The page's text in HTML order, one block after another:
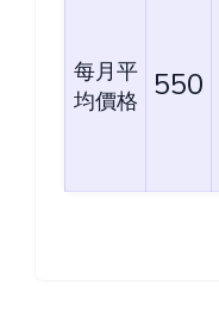
每月平
均價格
550